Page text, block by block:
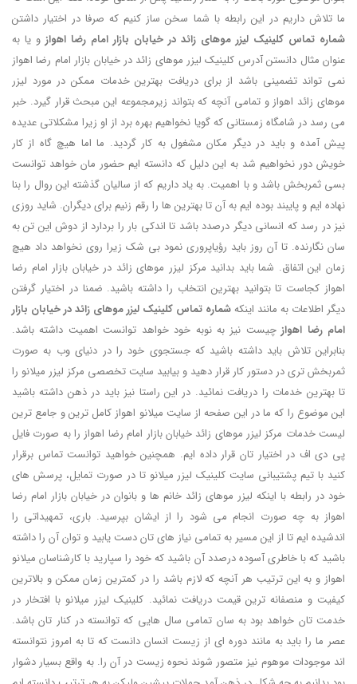
ما تلاش داریم در این رابطه با شما سخن ساز کنیم که صرفا در اختیار داشتن
شماره تماس کلینیک لیزر موهای زائد در خیابان بازار امام رضا اهوازو یا به
عنوان مثال دانستن آدرس کلینیک لیزر موهای زائد در خیابان بازار امام رضا اهواز
نمی تواند تضمینی باشد از برای دریافت بهترین خدمات ممکن در مورد لیزر
موهای زائد اهواز و تمامی آنچه که بتواند زیرمجموعه این مبحث قرار گیرد. خبر
می رسد در شامگاه زمستانی که گویا نخواهیم بهره برد از او زیرا مشکلاتی عدیده
پیش آمده و باید در دیگر مکان مشغول به کار گردید. ما اما هیچ گاه از کار
خویش دور نخواهیم شد به این دلیل که دانسته ایم حضور مان خواهد توانست
بسی ثمربخش باشد و با اهمیت. به یاد داریم که از سالیان گذشته این روال را بنا
نهاده ایم و پایبند بوده ایم به آن تا بهترین ها را رقم زنیم برای دیگران. شاید روزی
نیز در رسد که انسانی دیگر درصدد باشد تا اندکی بار را بردارد از دوش این تن به
سان نگارنده. تا آن روز باید رؤیاپروری نمود بی شک زیرا روی نخواهد داد هیچ
زمان این اتفاق. شما باید بدانید مرکز لیزر موهای زائد در خیابان بازار امام رضا
اهواز کجاست تا بتوانید بهترین انتخاب را داشته باشید. ضمنا در اختیار گرفتن
دیگر اطلاعات به مانند اینکهشماره تماس کلینیک لیزر موهای زائد در خیابان بازار
امام رضا اهوازچیست نیز به نوبه خود خواهد توانست اهمیت داشته باشد.
بنابراین تلاش باید داشته باشید که جستجوی خود را در دنیای وب به صورت
ثمربخش تری در دستور کار قرار دهید و بیابید سایت تخصصی مرکز لیزر میلانو را
تا بهترین خدمات را دریافت نمائید. در این راستا نیز باید در ذهن داشته باشید
این موضوع را که ما در این صفحه از سایت میلانو اهواز کامل ترین و جامع ترین
لیست خدمات مرکز لیزر موهای زائد خیابان بازار امام رضا اهواز را به صورت فایل
پی دی اف در اختیار تان قرار داده ایم. همچنین خواهید توانست تماس برقرار
کنید با تیم پشتیبانی سایت کلینیک لیزر میلانو تا در صورت تمایل، پرسش های
خود در رابطه با اینکه لیزر موهای زائد خانم ها و بانوان در خیابان بازار امام رضا
اهواز به چه صورت انجام می شود را از ایشان بپرسید. باری، تمهیداتی را
اندشیده ایم تا از این مسیر به تمامی نیاز های تان دست یابید و توان آن را داشته
باشید که با خاطری آسوده درصدد آن باشید که خود را سپارید با کارشناسان میلانو
اهواز و به این ترتیب هر آنچه که لازم باشد را در کمترین زمان ممکن و بالاترین
کیفیت و منصفانه ترین قیمت دریافت نمائید. کلینیک لیزر میلانو با افتخار در
خدمت تان خواهد بود به سان تمامی سال هایی که توانسته در کنار تان باشد.
عصر ما را باید به مانند دوره ای از زیست انسان دانست که تا به امروز نتوانسته
اند موجودات موهوم نیز متصور شوند نحوه زیست در آن را. به واقع بسیار دشوار